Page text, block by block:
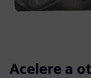
Acelere a